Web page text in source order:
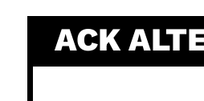
content
ACK